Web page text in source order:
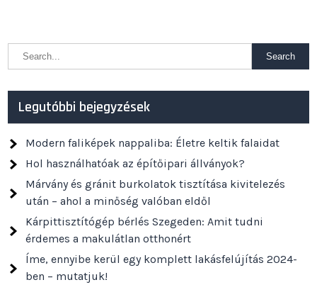
Legutóbbi bejegyzések
Modern faliképek nappaliba: Életre keltik falaidat
Hol használhatóak az építőipari állványok?
Márvány és gránit burkolatok tisztítása kivitelezés
után – ahol a minőség valóban eldől
Kárpittisztítógép bérlés Szegeden: Amit tudni
érdemes a makulátlan otthonért
Íme, ennyibe kerül egy komplett lakásfelújítás 2024-
ben – mutatjuk!